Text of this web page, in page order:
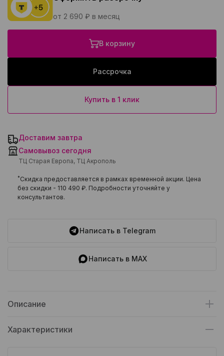
от 2 690 ₽ в месяц
В корзину
Рассрочка
Купить в 1 клик
Доставим завтра
Самовывоз сегодня
ТЦ Старая Европа, ТЦ Акрополь
*Скидка предоставляется в рамках временной акции. Цена
без скидки - 110 490 ₽. Подробности уточняйте у
консультантов.
Написать в Telegram
Написать в MAX
Описание
Характеристики